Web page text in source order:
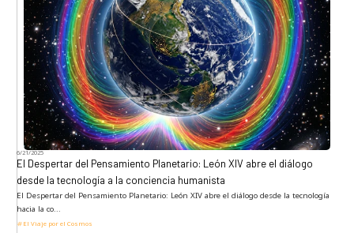
6/21/2025
El Despertar del Pensamiento Planetario: León XIV abre el diálogo
desde la tecnología a la conciencia humanista
El Despertar del Pensamiento Planetario: León XIV abre el diálogo desde la tecnología
hacia la co...
El Viaje por el Cosmos